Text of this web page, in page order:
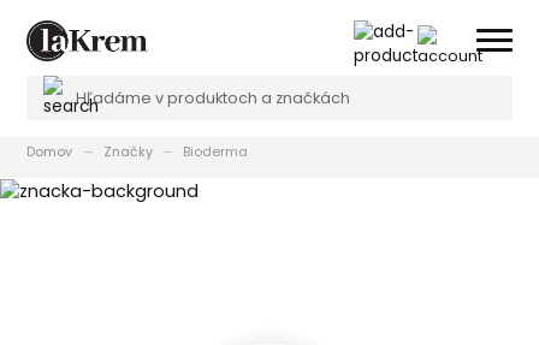
Domov Značky Bioderma